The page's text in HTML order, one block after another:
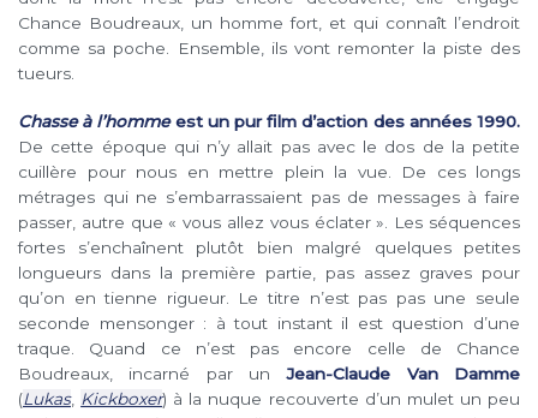
Chance Boudreaux, un homme fort, et qui connaît l’endroit
comme sa poche. Ensemble, ils vont remonter la piste des
tueurs.
Chasse à l’hommeest un pur film d’action des années 1990.
De cette époque qui n’y allait pas avec le dos de la petite
cuillère pour nous en mettre plein la vue. De ces longs
métrages qui ne s’embarrassaient pas de messages à faire
passer, autre que « vous allez vous éclater ». Les séquences
fortes s’enchaînent plutôt bien malgré quelques petites
longueurs dans la première partie, pas assez graves pour
qu’on en tienne rigueur. Le titre n’est pas pas une seule
seconde mensonger : à tout instant il est question d’une
traque. Quand ce n’est pas encore celle de Chance
Boudreaux, incarné par unJean-Claude Van Damme
(Lukas, Kickboxer) à la nuque recouverte d’un mulet un peu